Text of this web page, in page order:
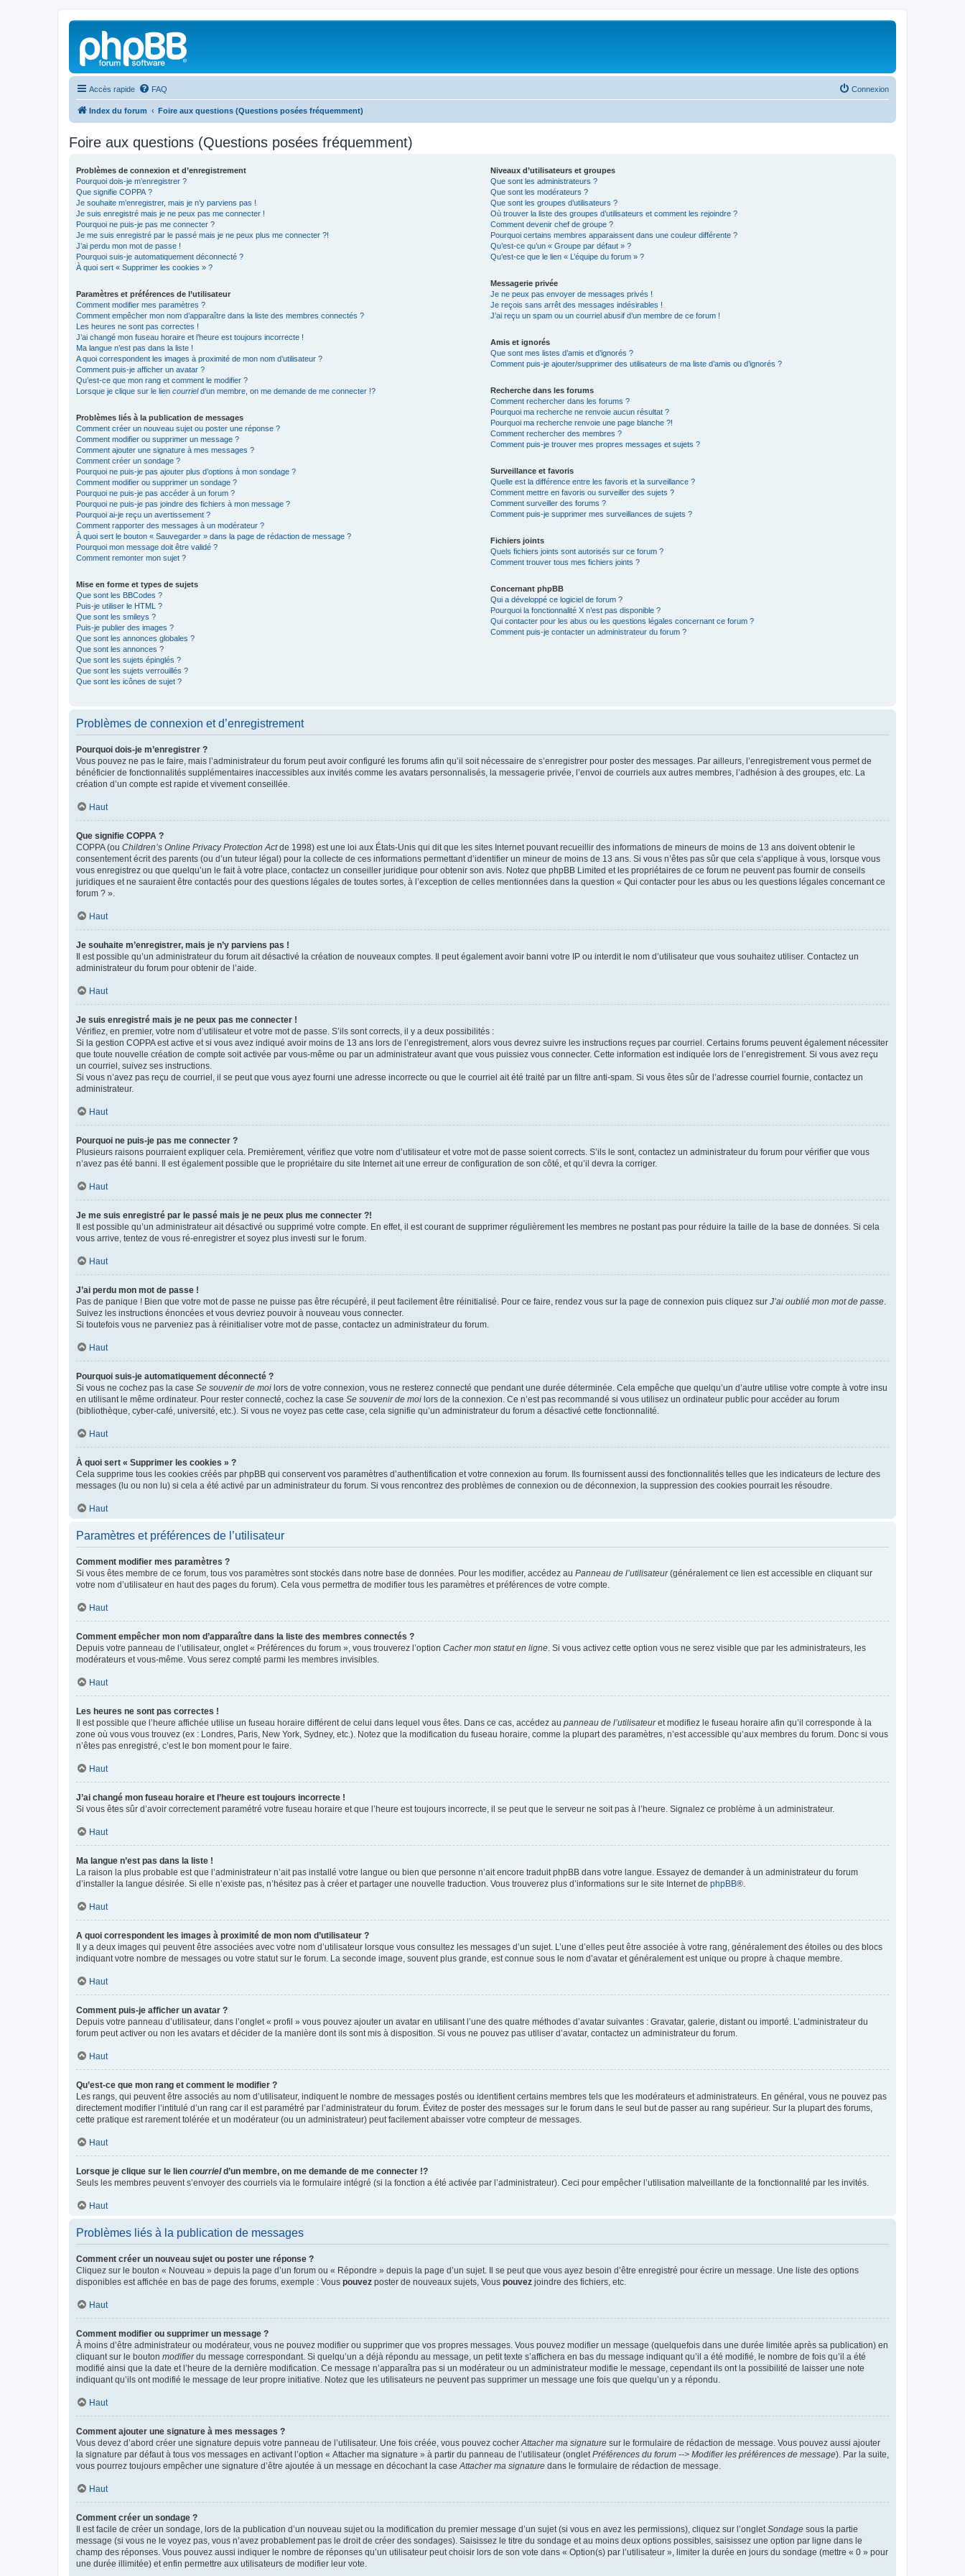
Accès rapide FAQ Connexion
Index du forum Foire aux questions (Questions posées fréquemment)
Foire aux questions (Questions posées fréquemment)
Problèmes de connexion et d’enregistrement
Pourquoi dois-je m’enregistrer ?
Que signifie COPPA ?
Je souhaite m’enregistrer, mais je n’y parviens pas !
Je suis enregistré mais je ne peux pas me connecter !
Pourquoi ne puis-je pas me connecter ?
Je me suis enregistré par le passé mais je ne peux plus me connecter ?!
J’ai perdu mon mot de passe !
Pourquoi suis-je automatiquement déconnecté ?
À quoi sert « Supprimer les cookies » ?
Paramètres et préférences de l’utilisateur
Comment modifier mes paramètres ?
Comment empêcher mon nom d’apparaître dans la liste des membres connectés ?
Les heures ne sont pas correctes !
J’ai changé mon fuseau horaire et l’heure est toujours incorrecte !
Ma langue n’est pas dans la liste !
A quoi correspondent les images à proximité de mon nom d’utilisateur ?
Comment puis-je afficher un avatar ?
Qu’est-ce que mon rang et comment le modifier ?
Lorsque je clique sur le lien courrield’un membre, on me demande de me connecter !?
Problèmes liés à la publication de messages
Comment créer un nouveau sujet ou poster une réponse ?
Comment modifier ou supprimer un message ?
Comment ajouter une signature à mes messages ?
Comment créer un sondage ?
Pourquoi ne puis-je pas ajouter plus d’options à mon sondage ?
Comment modifier ou supprimer un sondage ?
Pourquoi ne puis-je pas accéder à un forum ?
Pourquoi ne puis-je pas joindre des fichiers à mon message ?
Pourquoi ai-je reçu un avertissement ?
Comment rapporter des messages à un modérateur ?
À quoi sert le bouton « Sauvegarder » dans la page de rédaction de message ?
Pourquoi mon message doit être validé ?
Comment remonter mon sujet ?
Mise en forme et types de sujets
Que sont les BBCodes ?
Puis-je utiliser le HTML ?
Que sont les smileys ?
Puis-je publier des images ?
Que sont les annonces globales ?
Que sont les annonces ?
Que sont les sujets épinglés ?
Que sont les sujets verrouillés ?
Que sont les icônes de sujet ?
Niveaux d’utilisateurs et groupes
Que sont les administrateurs ?
Que sont les modérateurs ?
Que sont les groupes d’utilisateurs ?
Où trouver la liste des groupes d’utilisateurs et comment les rejoindre ?
Comment devenir chef de groupe ?
Pourquoi certains membres apparaissent dans une couleur différente ?
Qu’est-ce qu’un « Groupe par défaut » ?
Qu’est-ce que le lien « L’équipe du forum » ?
Messagerie privée
Je ne peux pas envoyer de messages privés !
Je reçois sans arrêt des messages indésirables !
J’ai reçu un spam ou un courriel abusif d’un membre de ce forum !
Amis et ignorés
Que sont mes listes d’amis et d’ignorés ?
Comment puis-je ajouter/supprimer des utilisateurs de ma liste d’amis ou d’ignorés ?
Recherche dans les forums
Comment rechercher dans les forums ?
Pourquoi ma recherche ne renvoie aucun résultat ?
Pourquoi ma recherche renvoie une page blanche ?!
Comment rechercher des membres ?
Comment puis-je trouver mes propres messages et sujets ?
Surveillance et favoris
Quelle est la différence entre les favoris et la surveillance ?
Comment mettre en favoris ou surveiller des sujets ?
Comment surveiller des forums ?
Comment puis-je supprimer mes surveillances de sujets ?
Fichiers joints
Quels fichiers joints sont autorisés sur ce forum ?
Comment trouver tous mes fichiers joints ?
Concernant phpBB
Qui a développé ce logiciel de forum ?
Pourquoi la fonctionnalité X n’est pas disponible ?
Qui contacter pour les abus ou les questions légales concernant ce forum ?
Comment puis-je contacter un administrateur du forum ?
Problèmes de connexion et d’enregistrement
Pourquoi dois-je m’enregistrer ?
Vous pouvez ne pas le faire, mais l’administrateur du forum peut avoir configuré les forums afin qu’il soit nécessaire de s’enregistrer pour poster des messages. Par ailleurs, l’enregistrement vous permet de
bénéficier de fonctionnalités supplémentaires inaccessibles aux invités comme les avatars personnalisés, la messagerie privée, l’envoi de courriels aux autres membres, l’adhésion à des groupes, etc. La
création d’un compte est rapide et vivement conseillée.
Haut
Que signifie COPPA ?
COPPA (ou Children’s Online Privacy Protection Actde 1998) est une loi aux États-Unis qui dit que les sites Internet pouvant recueillir des informations de mineurs de moins de 13 ans doivent obtenir le
consentement écrit des parents (ou d’un tuteur légal) pour la collecte de ces informations permettant d’identifier un mineur de moins de 13 ans. Si vous n’êtes pas sûr que cela s’applique à vous, lorsque vous
vous enregistrez ou que quelqu’un le fait à votre place, contactez un conseiller juridique pour obtenir son avis. Notez que phpBB Limited et les propriétaires de ce forum ne peuvent pas fournir de conseils
juridiques et ne sauraient être contactés pour des questions légales de toutes sortes, à l’exception de celles mentionnées dans la question « Qui contacter pour les abus ou les questions légales concernant ce
forum ? ».
Haut
Je souhaite m’enregistrer, mais je n’y parviens pas !
Il est possible qu’un administrateur du forum ait désactivé la création de nouveaux comptes. Il peut également avoir banni votre IP ou interdit le nom d’utilisateur que vous souhaitez utiliser. Contactez un
administrateur du forum pour obtenir de l’aide.
Haut
Je suis enregistré mais je ne peux pas me connecter !
Vérifiez, en premier, votre nom d’utilisateur et votre mot de passe. S’ils sont corrects, il y a deux possibilités :
Si la gestion COPPA est active et si vous avez indiqué avoir moins de 13 ans lors de l’enregistrement, alors vous devrez suivre les instructions reçues par courriel. Certains forums peuvent également nécessiter
que toute nouvelle création de compte soit activée par vous-même ou par un administrateur avant que vous puissiez vous connecter. Cette information est indiquée lors de l’enregistrement. Si vous avez reçu
un courriel, suivez ses instructions.
Si vous n’avez pas reçu de courriel, il se peut que vous ayez fourni une adresse incorrecte ou que le courriel ait été traité par un filtre anti-spam. Si vous êtes sûr de l’adresse courriel fournie, contactez un
administrateur.
Haut
Pourquoi ne puis-je pas me connecter ?
Plusieurs raisons pourraient expliquer cela. Premièrement, vérifiez que votre nom d’utilisateur et votre mot de passe soient corrects. S’ils le sont, contactez un administrateur du forum pour vérifier que vous
n’avez pas été banni. Il est également possible que le propriétaire du site Internet ait une erreur de configuration de son côté, et qu’il devra la corriger.
Haut
Je me suis enregistré par le passé mais je ne peux plus me connecter ?!
Il est possible qu’un administrateur ait désactivé ou supprimé votre compte. En effet, il est courant de supprimer régulièrement les membres ne postant pas pour réduire la taille de la base de données. Si cela
vous arrive, tentez de vous ré-enregistrer et soyez plus investi sur le forum.
Haut
J’ai perdu mon mot de passe !
Pas de panique ! Bien que votre mot de passe ne puisse pas être récupéré, il peut facilement être réinitialisé. Pour ce faire, rendez vous sur la page de connexion puis cliquez sur J’ai oublié mon mot de passe.
Suivez les instructions énoncées et vous devriez pouvoir à nouveau vous connecter.
Si toutefois vous ne parveniez pas à réinitialiser votre mot de passe, contactez un administrateur du forum.
Haut
Pourquoi suis-je automatiquement déconnecté ?
Si vous ne cochez pas la case Se souvenir de moi lors de votre connexion, vous ne resterez connecté que pendant une durée déterminée. Cela empêche que quelqu’un d’autre utilise votre compte à votre insu
en utilisant le même ordinateur. Pour rester connecté, cochez la case Se souvenir de moi lors de la connexion. Ce n’est pas recommandé si vous utilisez un ordinateur public pour accéder au forum
(bibliothèque, cyber-café, université, etc.). Si vous ne voyez pas cette case, cela signifie qu’un administrateur du forum a désactivé cette fonctionnalité.
Haut
À quoi sert « Supprimer les cookies » ?
Cela supprime tous les cookies créés par phpBB qui conservent vos paramètres d’authentification et votre connexion au forum. Ils fournissent aussi des fonctionnalités telles que les indicateurs de lecture des
messages (lu ou non lu) si cela a été activé par un administrateur du forum. Si vous rencontrez des problèmes de connexion ou de déconnexion, la suppression des cookies pourrait les résoudre.
Haut
Paramètres et préférences de l’utilisateur
Comment modifier mes paramètres ?
Si vous êtes membre de ce forum, tous vos paramètres sont stockés dans notre base de données. Pour les modifier, accédez au Panneau de l’utilisateur(généralement ce lien est accessible en cliquant sur
votre nom d’utilisateur en haut des pages du forum). Cela vous permettra de modifier tous les paramètres et préférences de votre compte.
Haut
Comment empêcher mon nom d’apparaître dans la liste des membres connectés ?
Depuis votre panneau de l’utilisateur, onglet « Préférences du forum », vous trouverez l’option Cacher mon statut en ligne. Si vous activez cette option vous ne serez visible que par les administrateurs, les
modérateurs et vous-même. Vous serez compté parmi les membres invisibles.
Haut
Les heures ne sont pas correctes !
Il est possible que l’heure affichée utilise un fuseau horaire différent de celui dans lequel vous êtes. Dans ce cas, accédez au panneau de l’utilisateuret modifiez le fuseau horaire afin qu’il corresponde à la
zone où vous vous trouvez (ex : Londres, Paris, New York, Sydney, etc.). Notez que la modification du fuseau horaire, comme la plupart des paramètres, n’est accessible qu’aux membres du forum. Donc si vous
n’êtes pas enregistré, c’est le bon moment pour le faire.
Haut
J’ai changé mon fuseau horaire et l’heure est toujours incorrecte !
Si vous êtes sûr d’avoir correctement paramétré votre fuseau horaire et que l’heure est toujours incorrecte, il se peut que le serveur ne soit pas à l’heure. Signalez ce problème à un administrateur.
Haut
Ma langue n’est pas dans la liste !
La raison la plus probable est que l’administrateur n’ait pas installé votre langue ou bien que personne n’ait encore traduit phpBB dans votre langue. Essayez de demander à un administrateur du forum
d’installer la langue désirée. Si elle n’existe pas, n’hésitez pas à créer et partager une nouvelle traduction. Vous trouverez plus d’informations sur le site Internet de phpBB®.
Haut
A quoi correspondent les images à proximité de mon nom d’utilisateur ?
Il y a deux images qui peuvent être associées avec votre nom d’utilisateur lorsque vous consultez les messages d’un sujet. L’une d’elles peut être associée à votre rang, généralement des étoiles ou des blocs
indiquant votre nombre de messages ou votre statut sur le forum. La seconde image, souvent plus grande, est connue sous le nom d’avatar et généralement est unique ou propre à chaque membre.
Haut
Comment puis-je afficher un avatar ?
Depuis votre panneau d’utilisateur, dans l’onglet « profil » vous pouvez ajouter un avatar en utilisant l’une des quatre méthodes d’avatar suivantes : Gravatar, galerie, distant ou importé. L’administrateur du
forum peut activer ou non les avatars et décider de la manière dont ils sont mis à disposition. Si vous ne pouvez pas utiliser d’avatar, contactez un administrateur du forum.
Haut
Qu’est-ce que mon rang et comment le modifier ?
Les rangs, qui peuvent être associés au nom d’utilisateur, indiquent le nombre de messages postés ou identifient certains membres tels que les modérateurs et administrateurs. En général, vous ne pouvez pas
directement modifier l’intitulé d’un rang car il est paramétré par l’administrateur du forum. Évitez de poster des messages sur le forum dans le seul but de passer au rang supérieur. Sur la plupart des forums,
cette pratique est rarement tolérée et un modérateur (ou un administrateur) peut facilement abaisser votre compteur de messages.
Haut
Lorsque je clique sur le lien courrield’un membre, on me demande de me connecter !?
Seuls les membres peuvent s’envoyer des courriels via le formulaire intégré (si la fonction a été activée par l’administrateur). Ceci pour empêcher l’utilisation malveillante de la fonctionnalité par les invités.
Haut
Problèmes liés à la publication de messages
Comment créer un nouveau sujet ou poster une réponse ?
Cliquez sur le bouton « Nouveau » depuis la page d’un forum ou « Répondre » depuis la page d’un sujet. Il se peut que vous ayez besoin d’être enregistré pour écrire un message. Une liste des options
disponibles est affichée en bas de page des forums, exemple : Vous pouvez poster de nouveaux sujets, Vous pouvez joindre des fichiers, etc.
Haut
Comment modifier ou supprimer un message ?
À moins d’être administrateur ou modérateur, vous ne pouvez modifier ou supprimer que vos propres messages. Vous pouvez modifier un message (quelquefois dans une durée limitée après sa publication) en
cliquant sur le bouton modifierdu message correspondant. Si quelqu’un a déjà répondu au message, un petit texte s’affichera en bas du message indiquant qu’il a été modifié, le nombre de fois qu’il a été
modifié ainsi que la date et l’heure de la dernière modification. Ce message n’apparaîtra pas si un modérateur ou un administrateur modifie le message, cependant ils ont la possibilité de laisser une note
indiquant qu’ils ont modifié le message de leur propre initiative. Notez que les utilisateurs ne peuvent pas supprimer un message une fois que quelqu’un y a répondu.
Haut
Comment ajouter une signature à mes messages ?
Vous devez d’abord créer une signature depuis votre panneau de l’utilisateur. Une fois créée, vous pouvez cocherAttacher ma signature sur le formulaire de rédaction de message. Vous pouvez aussi ajouter
la signature par défaut à tous vos messages en activant l’option « Attacher ma signature » à partir du panneau de l’utilisateur (ongletPréférences du forum --> Modifier les préférences de message). Par la suite,
vous pourrez toujours empêcher une signature d’être ajoutée à un message en décochant la caseAttacher ma signature dans le formulaire de rédaction de message.
Haut
Comment créer un sondage ?
Il est facile de créer un sondage, lors de la publication d’un nouveau sujet ou la modification du premier message d’un sujet (si vous en avez les permissions), cliquez sur l’ongletSondage sous la partie
message (si vous ne le voyez pas, vous n’avez probablement pas le droit de créer des sondages). Saisissez le titre du sondage et au moins deux options possibles, saisissez une option par ligne dans le
champ des réponses. Vous pouvez aussi indiquer le nombre de réponses qu’un utilisateur peut choisir lors de son vote dans « Option(s) par l’utilisateur », limiter la durée en jours du sondage (mettre « 0 » pour
une durée illimitée) et enfin permettre aux utilisateurs de modifier leur vote.